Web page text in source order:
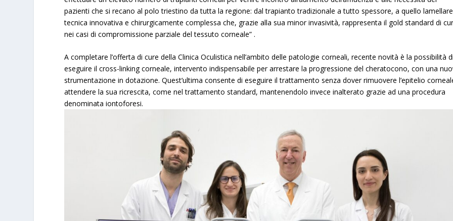
pazienti che si recano al polo triestino da tutta la regione: dal trapianto tradizionale a tutto spessore, a quello
tecnica innovativa e chirurgicamente complessa che, grazie alla sua minor invasività, rappresenta il gold standard di
nei casi di compromissione parziale del tessuto corneale” .
A completare l’offerta di cure della Clinica Oculistica nell’ambito delle patologie corneali, recente novità è la possibilità di
eseguire il cross-linking corneale, intervento indispensabile per arrestare la progressione del cheratocono, con una
strumentazione in dotazione. Quest’ultima consente di eseguire il trattamento senza dover rimuovere l’epitelio
attendere la sua ricrescita, come nel trattamento standard, mantenendolo invece inalterato grazie ad una procedura
denominata iontoforesi.